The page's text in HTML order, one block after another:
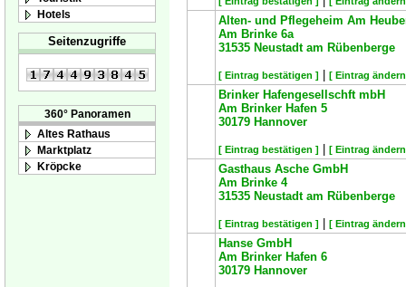
Hotels
Seitenzugriffe
360° Panoramen
Altes Rathaus
Marktplatz
Kröpcke
Alten- und Pflegeheim Am
Am Brinke 6a
31535 Neustadt am Rübenberge
[ Eintrag bestätigen ] [ Eintrag
Brinker Hafengesellschft mbH
Am Brinker Hafen 5
30179 Hannover
[ Eintrag bestätigen ] [ Eintrag
Gasthaus Asche GmbH
Am Brinke 4
31535 Neustadt am Rübenberge
[ Eintrag bestätigen ] [ Eintrag
Hanse GmbH
Am Brinker Hafen 6
30179 Hannover